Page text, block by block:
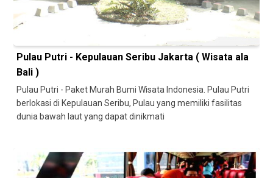
Pulau Putri - Kepulauan Seribu Jakarta ( Wisata ala
Bali )
Pulau Putri - Paket Murah Bumi Wisata Indonesia. Pulau Putri
berlokasi di Kepulauan Seribu, Pulau yang memiliki fasilitas
dunia bawah laut yang dapat dinikmati